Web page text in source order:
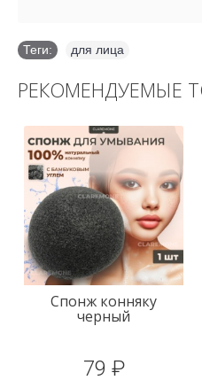
Теги: для лица
РЕКОМЕНДУЕМЫЕ
Спонж конняку
черный
79 ₽